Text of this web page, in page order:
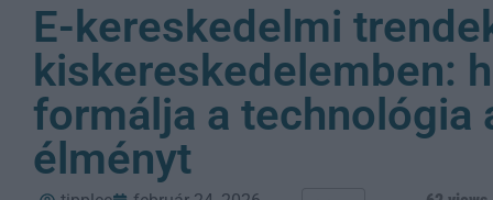
E-kereskedelmi
kiskereskedelemben:
formálja a technológia
élményt